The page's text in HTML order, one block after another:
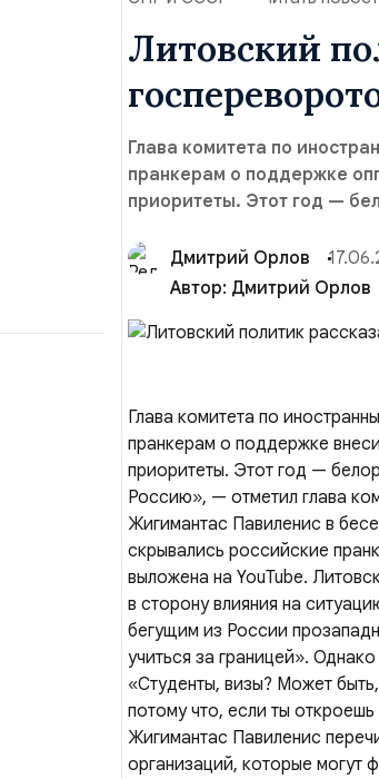
Литовский
Глава комитета по
пранкерам о поддержке
приоритеты. Этот год —
Дмитрий Орлов
Автор: Дмитрий Орлов
Глава комитета по
пранкерам о поддержке
приоритеты. Этот год —
Россию», — отметил глава
Жигимантас Павиленис в
скрывались российские
выложена на YouTube.
в сторону влияния на
бегущим из России
учиться за границей».
«Студенты, визы? Может
потому что, если ты откроешь
Жигимантас Павиленис
организаций, которые могут